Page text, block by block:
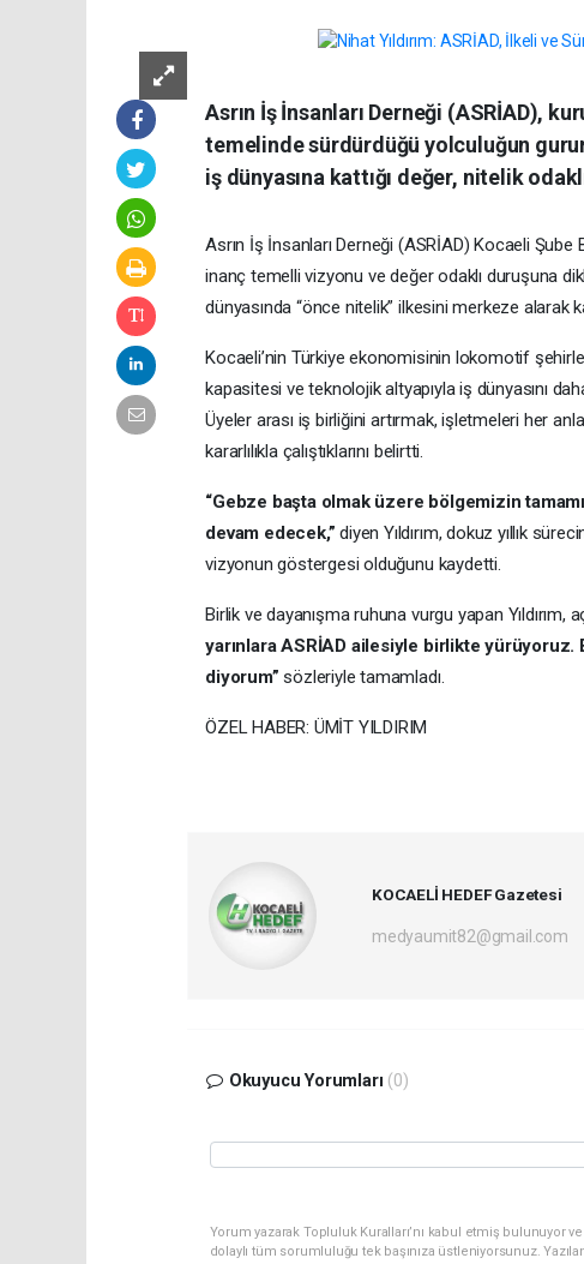
Asrın İş İnsanları Derneği (ASRİAD),
temelinde sürdürdüğü yolculuğun
iş dünyasına kattığı değer, nitelik
Asrın İş İnsanları Derneği (ASRİAD) Kocaeli Şube
inanç temelli vizyonu ve değer odaklı duruşuna
dünyasında “önce nitelik” ilkesini merkeze alarak
Kocaeli’nin Türkiye ekonomisinin lokomotif
kapasitesi ve teknolojik altyapıyla iş dünyasını
Üyeler arası iş birliğini artırmak, işletmeleri her
kararlılıkla çalıştıklarını belirtti.
“Gebze başta olmak üzere bölgemizin
devam edecek,” diyen Yıldırım, dokuz yıllık
vizyonun göstergesi olduğunu kaydetti.
Birlik ve dayanışma ruhuna vurgu yapan Yıldırım,
yarınlara ASRİAD ailesiyle birlikte
diyorum” sözleriyle tamamladı.
ÖZEL HABER: ÜMİT YILDIRIM
KOCAELİ HEDEF Gazetesi
medyaumit82@gmail.com
Okuyucu Yorumları (0)
Yorum yazarak Topluluk Kuralları’nı kabul etmiş bulunuyor
dolaylı tüm sorumluluğu tek başınıza üstleniyorsunuz.